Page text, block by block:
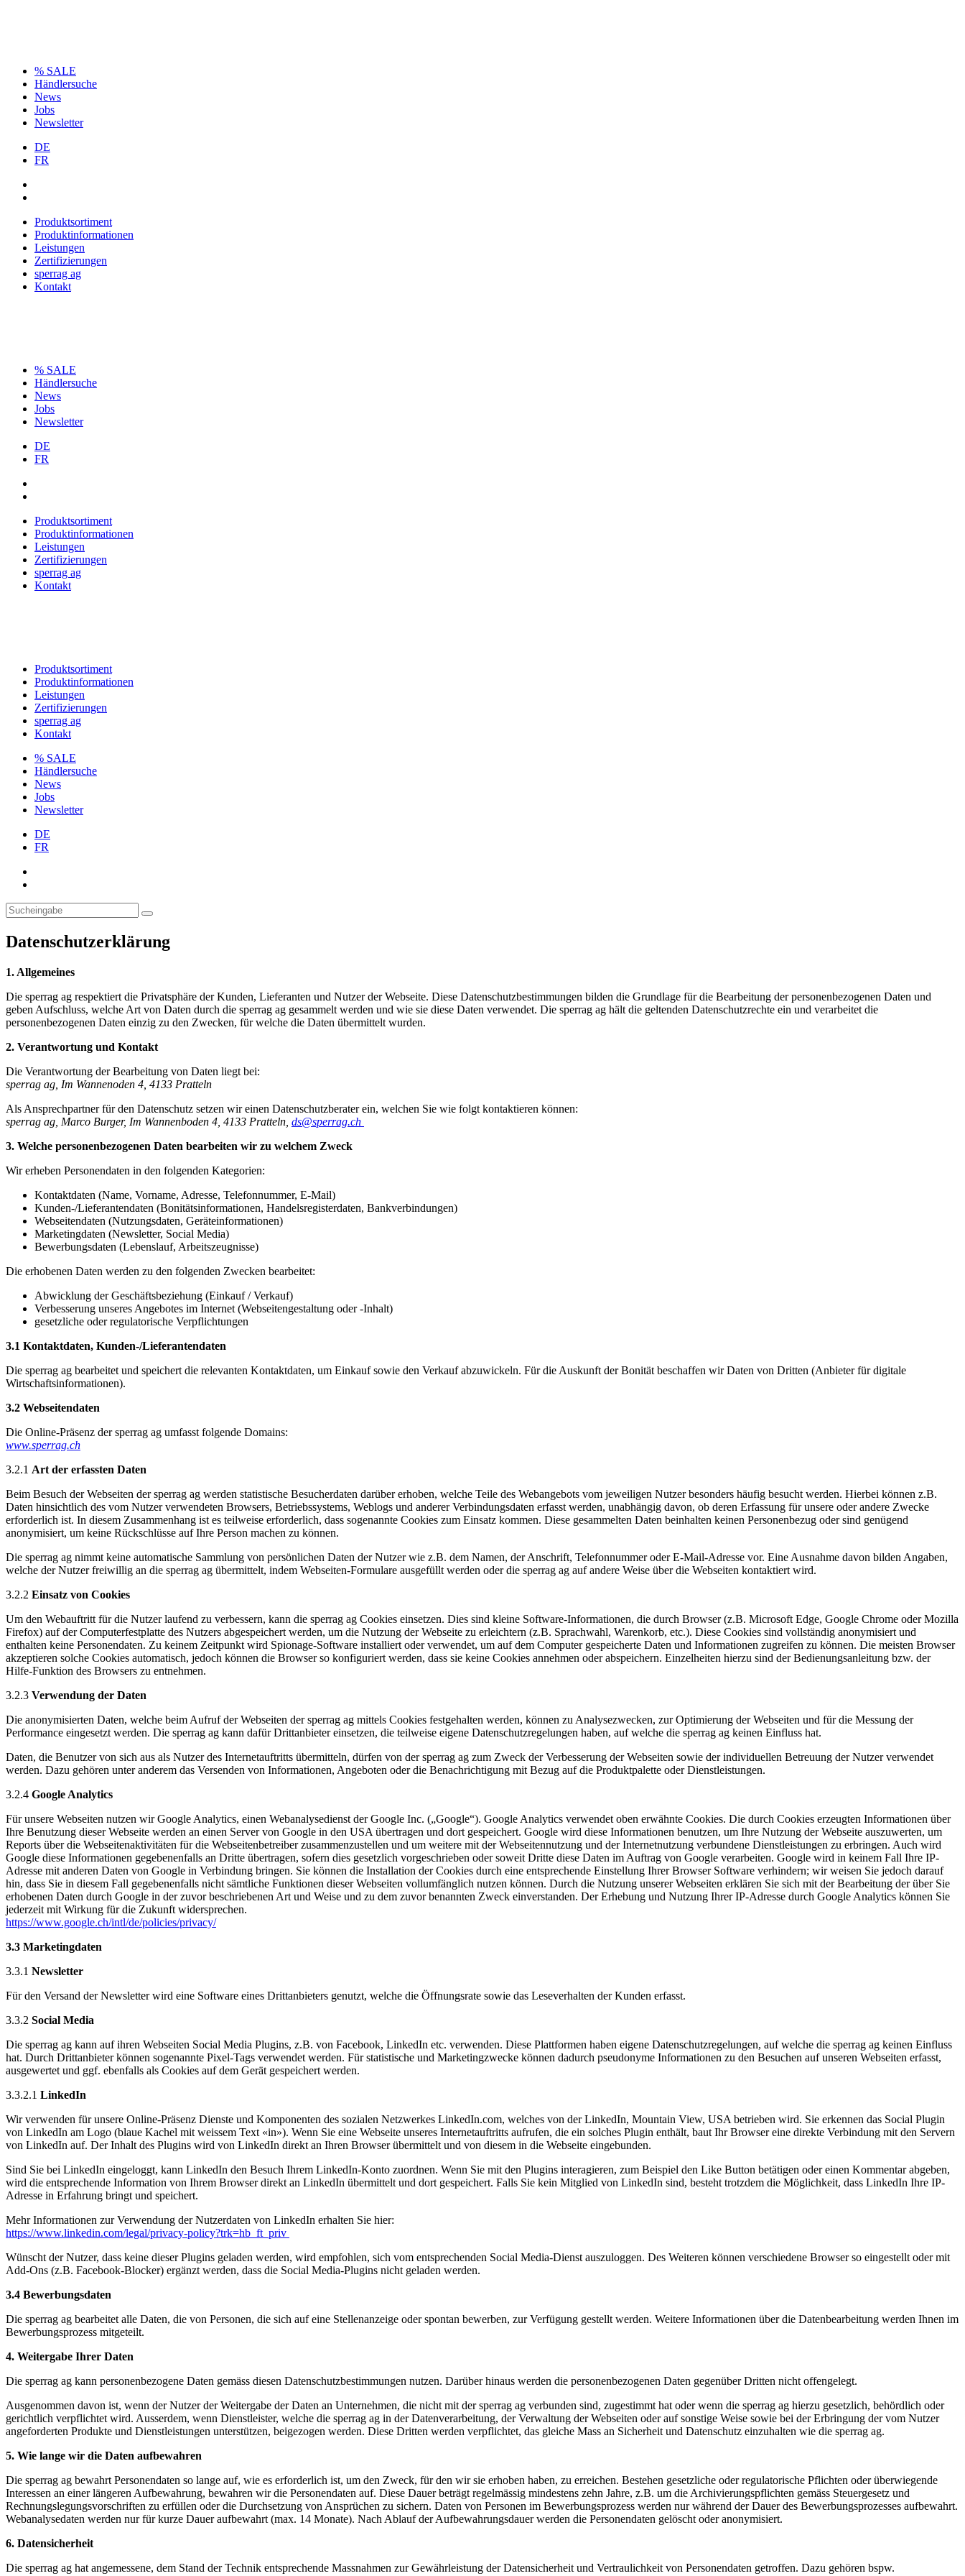
% SALE
Händlersuche
News
Jobs
Newsletter
DE
FR
Produktsortiment
Produktinformationen
Leistungen
Zertifizierungen
sperrag ag
Kontakt
% SALE
Händlersuche
News
Jobs
Newsletter
DE
FR
Produktsortiment
Produktinformationen
Leistungen
Zertifizierungen
sperrag ag
Kontakt
Produktsortiment
Produktinformationen
Leistungen
Zertifizierungen
sperrag ag
Kontakt
% SALE
Händlersuche
News
Jobs
Newsletter
DE
FR
Datenschutzerklärung
1. Allgemeines
Die sperrag ag respektiert die Privatsphäre der Kunden, Lieferanten und Nutzer der Webseite. Diese Datenschutzbestimmungen bilden die Grundlage für die Bearbeitung der personenbezogenen Daten und
geben Aufschluss, welche Art von Daten durch die sperrag ag gesammelt werden und wie sie diese Daten verwendet. Die sperrag ag hält die geltenden Datenschutzrechte ein und verarbeitet die
personenbezogenen Daten einzig zu den Zwecken, für welche die Daten übermittelt wurden.
2. Verantwortung und Kontakt
Die Verantwortung der Bearbeitung von Daten liegt bei:
sperrag ag, Im Wannenoden 4, 4133 Pratteln
Als Ansprechpartner für den Datenschutz setzen wir einen Datenschutzberater ein, welchen Sie wie folgt kontaktieren können:
sperrag ag, Marco Burger, Im Wannenboden 4, 4133 Pratteln, ds@sperrag.ch
3. Welche personenbezogenen Daten bearbeiten wir zu welchem Zweck
Wir erheben Personendaten in den folgenden Kategorien:
Kontaktdaten (Name, Vorname, Adresse, Telefonnummer, E-Mail)
Kunden-/Lieferantendaten (Bonitätsinformationen, Handelsregisterdaten, Bankverbindungen)
Webseitendaten (Nutzungsdaten, Geräteinformationen)
Marketingdaten (Newsletter, Social Media)
Bewerbungsdaten (Lebenslauf, Arbeitszeugnisse)
Die erhobenen Daten werden zu den folgenden Zwecken bearbeitet:
Abwicklung der Geschäftsbeziehung (Einkauf / Verkauf)
Verbesserung unseres Angebotes im Internet (Webseitengestaltung oder -Inhalt)
gesetzliche oder regulatorische Verpflichtungen
3.1 Kontaktdaten, Kunden-/Lieferantendaten
Die sperrag ag bearbeitet und speichert die relevanten Kontaktdaten, um Einkauf sowie den Verkauf abzuwickeln. Für die Auskunft der Bonität beschaffen wir Daten von Dritten (Anbieter für digitale
Wirtschaftsinformationen).
3.2 Webseitendaten
Die Online-Präsenz der sperrag ag umfasst folgende Domains:
www.sperrag.ch
3.2.1 Art der erfassten Daten
Beim Besuch der Webseiten der sperrag ag werden statistische Besucherdaten darüber erhoben, welche Teile des Webangebots vom jeweiligen Nutzer besonders häufig besucht werden. Hierbei können z.B.
Daten hinsichtlich des vom Nutzer verwendeten Browsers, Betriebssystems, Weblogs und anderer Verbindungsdaten erfasst werden, unabhängig davon, ob deren Erfassung für unsere oder andere Zwecke
erforderlich ist. In diesem Zusammenhang ist es teilweise erforderlich, dass sogenannte Cookies zum Einsatz kommen. Diese gesammelten Daten beinhalten keinen Personenbezug oder sind genügend
anonymisiert, um keine Rückschlüsse auf Ihre Person machen zu können.
Die sperrag ag nimmt keine automatische Sammlung von persönlichen Daten der Nutzer wie z.B. dem Namen, der Anschrift, Telefonnummer oder E-Mail-Adresse vor. Eine Ausnahme davon bilden Angaben,
welche der Nutzer freiwillig an die sperrag ag übermittelt, indem Webseiten-Formulare ausgefüllt werden oder die sperrag ag auf andere Weise über die Webseiten kontaktiert wird.
3.2.2 Einsatz von Cookies
Um den Webauftritt für die Nutzer laufend zu verbessern, kann die sperrag ag Cookies einsetzen. Dies sind kleine Software-Informationen, die durch Browser (z.B. Microsoft Edge, Google Chrome oder Mozilla
Firefox) auf der Computerfestplatte des Nutzers abgespeichert werden, um die Nutzung der Webseite zu erleichtern (z.B. Sprachwahl, Warenkorb, etc.). Diese Cookies sind vollständig anonymisiert und
enthalten keine Personendaten. Zu keinem Zeitpunkt wird Spionage-Software installiert oder verwendet, um auf dem Computer gespeicherte Daten und Informationen zugreifen zu können. Die meisten Browser
akzeptieren solche Cookies automatisch, jedoch können die Browser so konfiguriert werden, dass sie keine Cookies annehmen oder abspeichern. Einzelheiten hierzu sind der Bedienungsanleitung bzw. der
Hilfe-Funktion des Browsers zu entnehmen.
3.2.3 Verwendung der Daten
Die anonymisierten Daten, welche beim Aufruf der Webseiten der sperrag ag mittels Cookies festgehalten werden, können zu Analysezwecken, zur Optimierung der Webseiten und für die Messung der
Performance eingesetzt werden. Die sperrag ag kann dafür Drittanbieter einsetzen, die teilweise eigene Datenschutzregelungen haben, auf welche die sperrag ag keinen Einfluss hat.
Daten, die Benutzer von sich aus als Nutzer des Internetauftritts übermitteln, dürfen von der sperrag ag zum Zweck der Verbesserung der Webseiten sowie der individuellen Betreuung der Nutzer verwendet
werden. Dazu gehören unter anderem das Versenden von Informationen, Angeboten oder die Benachrichtigung mit Bezug auf die Produktpalette oder Dienstleistungen.
3.2.4 Google Analytics
Für unsere Webseiten nutzen wir Google Analytics, einen Webanalysedienst der Google Inc. („Google“). Google Analytics verwendet oben erwähnte Cookies. Die durch Cookies erzeugten Informationen über
Ihre Benutzung dieser Webseite werden an einen Server von Google in den USA übertragen und dort gespeichert. Google wird diese Informationen benutzen, um Ihre Nutzung der Webseite auszuwerten, um
Reports über die Webseitenaktivitäten für die Webseitenbetreiber zusammenzustellen und um weitere mit der Webseitennutzung und der Internetnutzung verbundene Dienstleistungen zu erbringen. Auch wird
Google diese Informationen gegebenenfalls an Dritte übertragen, sofern dies gesetzlich vorgeschrieben oder soweit Dritte diese Daten im Auftrag von Google verarbeiten. Google wird in keinem Fall Ihre IP-
Adresse mit anderen Daten von Google in Verbindung bringen. Sie können die Installation der Cookies durch eine entsprechende Einstellung Ihrer Browser Software verhindern; wir weisen Sie jedoch darauf
hin, dass Sie in diesem Fall gegebenenfalls nicht sämtliche Funktionen dieser Webseiten vollumfänglich nutzen können. Durch die Nutzung unserer Webseiten erklären Sie sich mit der Bearbeitung der über Sie
erhobenen Daten durch Google in der zuvor beschriebenen Art und Weise und zu dem zuvor benannten Zweck einverstanden. Der Erhebung und Nutzung Ihrer IP-Adresse durch Google Analytics können Sie
jederzeit mit Wirkung für die Zukunft widersprechen.
https://www.google.ch/intl/de/policies/privacy/
3.3 Marketingdaten
3.3.1 Newsletter
Für den Versand der Newsletter wird eine Software eines Drittanbieters genutzt, welche die Öffnungsrate sowie das Leseverhalten der Kunden erfasst.
3.3.2 Social Media
Die sperrag ag kann auf ihren Webseiten Social Media Plugins, z.B. von Facebook, LinkedIn etc. verwenden. Diese Plattformen haben eigene Datenschutzregelungen, auf welche die sperrag ag keinen Einfluss
hat. Durch Drittanbieter können sogenannte Pixel-Tags verwendet werden. Für statistische und Marketingzwecke können dadurch pseudonyme Informationen zu den Besuchen auf unseren Webseiten erfasst,
ausgewertet und ggf. ebenfalls als Cookies auf dem Gerät gespeichert werden.
3.3.2.1 LinkedIn
Wir verwenden für unsere Online-Präsenz Dienste und Komponenten des sozialen Netzwerkes LinkedIn.com, welches von der LinkedIn, Mountain View, USA betrieben wird. Sie erkennen das Social Plugin
von LinkedIn am Logo (blaue Kachel mit weissem Text «in»). Wenn Sie eine Webseite unseres Internetauftritts aufrufen, die ein solches Plugin enthält, baut Ihr Browser eine direkte Verbindung mit den Servern
von LinkedIn auf. Der Inhalt des Plugins wird von LinkedIn direkt an Ihren Browser übermittelt und von diesem in die Webseite eingebunden.
Sind Sie bei LinkedIn eingeloggt, kann LinkedIn den Besuch Ihrem LinkedIn-Konto zuordnen. Wenn Sie mit den Plugins interagieren, zum Beispiel den Like Button betätigen oder einen Kommentar abgeben,
wird die entsprechende Information von Ihrem Browser direkt an LinkedIn übermittelt und dort gespeichert. Falls Sie kein Mitglied von LinkedIn sind, besteht trotzdem die Möglichkeit, dass LinkedIn Ihre IP-
Adresse in Erfahrung bringt und speichert.
Mehr Informationen zur Verwendung der Nutzerdaten von LinkedIn erhalten Sie hier:
https://www.linkedin.com/legal/privacy-policy?trk=hb_ft_priv
Wünscht der Nutzer, dass keine dieser Plugins geladen werden, wird empfohlen, sich vom entsprechenden Social Media-Dienst auszuloggen. Des Weiteren können verschiedene Browser so eingestellt oder mit
Add-Ons (z.B. Facebook-Blocker) ergänzt werden, dass die Social Media-Plugins nicht geladen werden.
3.4 Bewerbungsdaten
Die sperrag ag bearbeitet alle Daten, die von Personen, die sich auf eine Stellenanzeige oder spontan bewerben, zur Verfügung gestellt werden. Weitere Informationen über die Datenbearbeitung werden Ihnen im
Bewerbungsprozess mitgeteilt.
4. Weitergabe Ihrer Daten
Die sperrag ag kann personenbezogene Daten gemäss diesen Datenschutzbestimmungen nutzen. Darüber hinaus werden die personenbezogenen Daten gegenüber Dritten nicht offengelegt.
Ausgenommen davon ist, wenn der Nutzer der Weitergabe der Daten an Unternehmen, die nicht mit der sperrag ag verbunden sind, zugestimmt hat oder wenn die sperrag ag hierzu gesetzlich, behördlich oder
gerichtlich verpflichtet wird. Ausserdem, wenn Dienstleister, welche die sperrag ag in der Datenverarbeitung, der Verwaltung der Webseiten oder auf sonstige Weise sowie bei der Erbringung der vom Nutzer
angeforderten Produkte und Dienstleistungen unterstützen, beigezogen werden. Diese Dritten werden verpflichtet, das gleiche Mass an Sicherheit und Datenschutz einzuhalten wie die sperrag ag.
5. Wie lange wir die Daten aufbewahren
Die sperrag ag bewahrt Personendaten so lange auf, wie es erforderlich ist, um den Zweck, für den wir sie erhoben haben, zu erreichen. Bestehen gesetzliche oder regulatorische Pflichten oder überwiegende
Interessen an einer längeren Aufbewahrung, bewahren wir die Personendaten auf. Diese Dauer beträgt regelmässig mindestens zehn Jahre, z.B. um die Archivierungspflichten gemäss Steuergesetz und
Rechnungslegungsvorschriften zu erfüllen oder die Durchsetzung von Ansprüchen zu sichern. Daten von Personen im Bewerbungsprozess werden nur während der Dauer des Bewerbungsprozesses aufbewahrt.
Webanalysedaten werden nur für kurze Dauer aufbewahrt (max. 14 Monate). Nach Ablauf der Aufbewahrungsdauer werden die Personendaten gelöscht oder anonymisiert.
6. Datensicherheit
Die sperrag ag hat angemessene, dem Stand der Technik entsprechende Massnahmen zur Gewährleistung der Datensicherheit und Vertraulichkeit von Personendaten getroffen. Dazu gehören bspw.